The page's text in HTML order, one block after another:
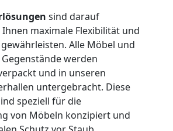
sind darauf
maximale Flexibilität und
Alle Möbel und
werden
und in unseren
untergebracht. Diese
speziell für die
von Möbeln konzipiert und